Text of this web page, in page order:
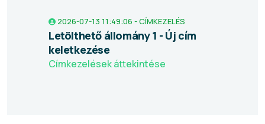
2026-07-13 11:49:06 - CÍMKEZELÉS
Letölthető állomány 1 - Új cím
keletkezése
Címkezelések áttekintése